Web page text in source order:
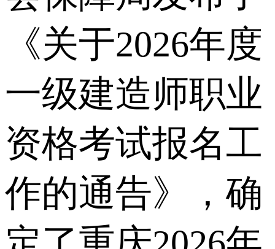
《关于2026年度
一级建造师职业
资格考试报名工
作的通告》，确